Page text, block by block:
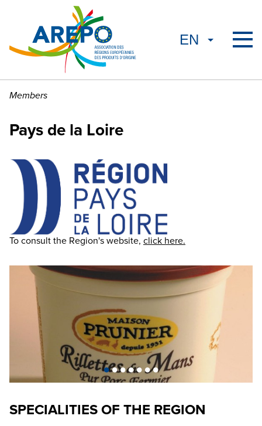
Members
Pays de la Loire
To consult the Region's website, click here.
•••••••
SPECIALITIES OF THE REGION